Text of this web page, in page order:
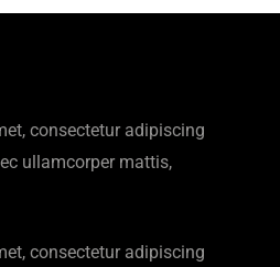
consectetur adipiscing
ullamcorper mattis,
consectetur adipiscing